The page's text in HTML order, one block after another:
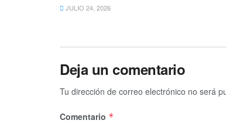
JULIO 24, 2026
Deja un comentario
Tu dirección de correo electrónico no será
Comentario *